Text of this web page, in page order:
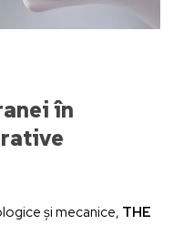
în
și mecanice, THE